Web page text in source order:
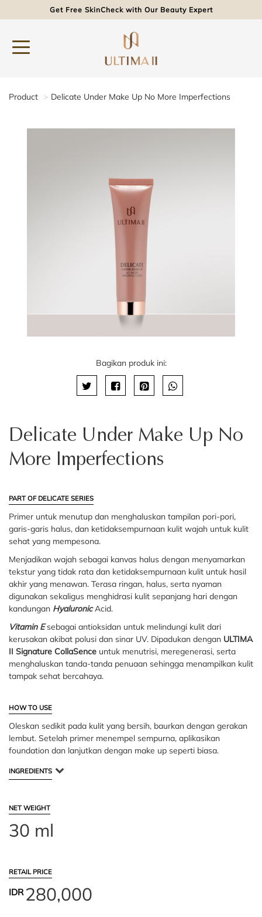
Get Free SkinCheck with Our Beauty Expert
Product Delicate Under Make Up No More Imperfections
Bagikan produk ini:
Delicate Under Make Up No
More Imperfections
PART OF DELICATE SERIES
Primer untuk menutup dan menghaluskan tampilan pori-pori,
garis-garis halus, dan ketidaksempurnaan kulit wajah untuk kulit
sehat yang mempesona.
Menjadikan wajah sebagai kanvas halus dengan menyamarkan
tekstur yang tidak rata dan ketidaksempurnaan kulit untuk hasil
akhir yang menawan. Terasa ringan, halus, serta nyaman
digunakan sekaligus menghidrasi kulit sepanjang hari dengan
kandungan HyaluronicAcid.
Vitamin Esebagai antioksidan untuk melindungi kulit dari
kerusakan akibat polusi dan sinar UV. Dipadukan dengan ULTIMA
II Signature CollaSence untuk menutrisi, meregenerasi, serta
menghaluskan tanda-tanda penuaan sehingga menampilkan kulit
tampak sehat bercahaya.
HOW TO USE
Oleskan sedikit pada kulit yang bersih, baurkan dengan gerakan
lembut. Setelah primer menempel sempurna, aplikasikan
foundation dan lanjutkan dengan make up seperti biasa.
INGREDIENTS
NET WEIGHT
30 ml
RETAIL PRICE
IDR280,000